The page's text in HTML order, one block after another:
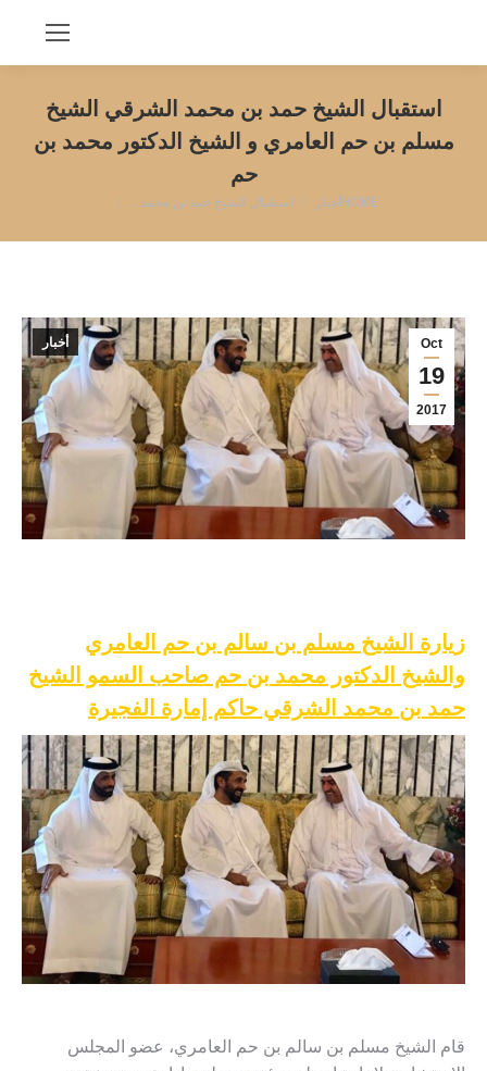
استقبال الشيخ حمد بن محمد الشرقي الشيخ
مسلم بن حم العامري و الشيخ الدكتور محمد بن
حم
You are here:
HOME أخبار استقبال الشيخ حمد بن محمد…
Oct
19
2017
أخبار
زيارة الشيخ مسلم بن سالم بن حم العامري
والشيخ الدكتور محمد بن حم صاحب السمو الشيخ
حمد بن محمد الشرقي حاكم إمارة الفجيرة
قام الشيخ مسلم بن سالم بن حم العامري، عضو المجلس